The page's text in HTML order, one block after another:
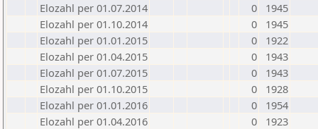
Elozahl per 01.07.2014
0
1945
Elozahl per 01.10.2014
0
1945
Elozahl per 01.01.2015
0
1922
Elozahl per 01.04.2015
0
1943
Elozahl per 01.07.2015
0
1943
Elozahl per 01.10.2015
0
1928
Elozahl per 01.01.2016
0
1954
Elozahl per 01.04.2016
0
1923